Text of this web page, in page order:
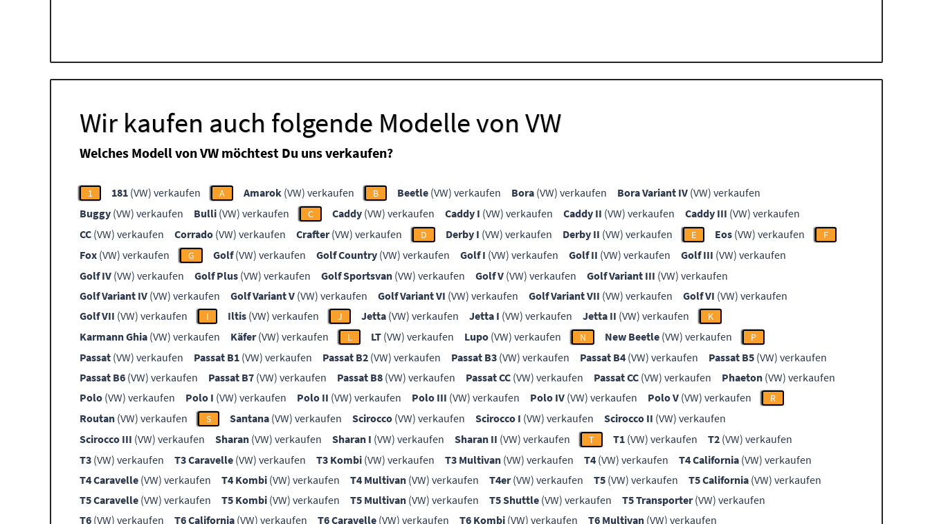
Wir kaufen auch folgende Modelle von VW
Welches Modell von VW möchtest Du uns verkaufen?
1 181 (VW) verkaufen A Amarok (VW) verkaufen B Beetle (VW) verkaufen Bora (VW) verkaufen Bora Variant IV (VW) verkaufen
Buggy (VW) verkaufen Bulli (VW) verkaufen C Caddy (VW) verkaufen Caddy I (VW) verkaufen Caddy II (VW) verkaufen Caddy III (VW) verkaufen
CC (VW) verkaufen Corrado (VW) verkaufen Crafter(VW) verkaufen D Derby I (VW) verkaufen Derby II (VW) verkaufen E Eos (VW) verkaufen F
Fox (VW) verkaufen G Golf(VW) verkaufen Golf Country (VW) verkaufen Golf I (VW) verkaufen Golf II (VW) verkaufen Golf III (VW) verkaufen
Golf IV (VW) verkaufen Golf Plus (VW) verkaufen Golf Sportsvan (VW) verkaufen Golf V (VW) verkaufen Golf Variant III (VW) verkaufen
Golf Variant IV (VW) verkaufen Golf Variant V (VW) verkaufen Golf Variant VI (VW) verkaufen Golf Variant VII (VW) verkaufen Golf VI (VW) verkaufen
Golf VII (VW) verkaufen I Iltis (VW) verkaufen J Jetta (VW) verkaufen Jetta I (VW) verkaufen Jetta II (VW) verkaufen K
Karmann Ghia (VW) verkaufen Käfer(VW) verkaufen L LT (VW) verkaufen Lupo (VW) verkaufen N New Beetle (VW) verkaufen P
Passat (VW) verkaufen Passat B1 (VW) verkaufen Passat B2 (VW) verkaufen Passat B3 (VW) verkaufen Passat B4 (VW) verkaufen Passat B5 (VW) verkaufen
Passat B6 (VW) verkaufen Passat B7 (VW) verkaufen Passat B8 (VW) verkaufen Passat CC (VW) verkaufen Passat CC (VW) verkaufen Phaeton (VW) verkaufen
Polo (VW) verkaufen Polo I (VW) verkaufen Polo II (VW) verkaufen Polo III (VW) verkaufen Polo IV (VW) verkaufen Polo V (VW) verkaufen R
Routan (VW) verkaufen S Santana (VW) verkaufen Scirocco (VW) verkaufen Scirocco I (VW) verkaufen Scirocco II (VW) verkaufen
Scirocco III (VW) verkaufen Sharan (VW) verkaufen Sharan I (VW) verkaufen Sharan II (VW) verkaufen T T1 (VW) verkaufen T2 (VW) verkaufen
T3 (VW) verkaufen T3 Caravelle (VW) verkaufen T3 Kombi (VW) verkaufen T3 Multivan (VW) verkaufen T4 (VW) verkaufen T4 California (VW) verkaufen
T4 Caravelle (VW) verkaufen T4 Kombi (VW) verkaufen T4 Multivan (VW) verkaufen T4er(VW) verkaufen T5 (VW) verkaufen T5 California (VW) verkaufen
T5 Caravelle (VW) verkaufen T5 Kombi (VW) verkaufen T5 Multivan (VW) verkaufen T5 Shuttle (VW) verkaufen T5 Transporter(VW) verkaufen
T6 (VW) verkaufen T6 California (VW) verkaufen T6 Caravelle (VW) verkaufen T6 Kombi (VW) verkaufen T6 Multivan (VW) verkaufen